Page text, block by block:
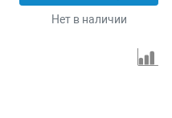
Нет в наличии